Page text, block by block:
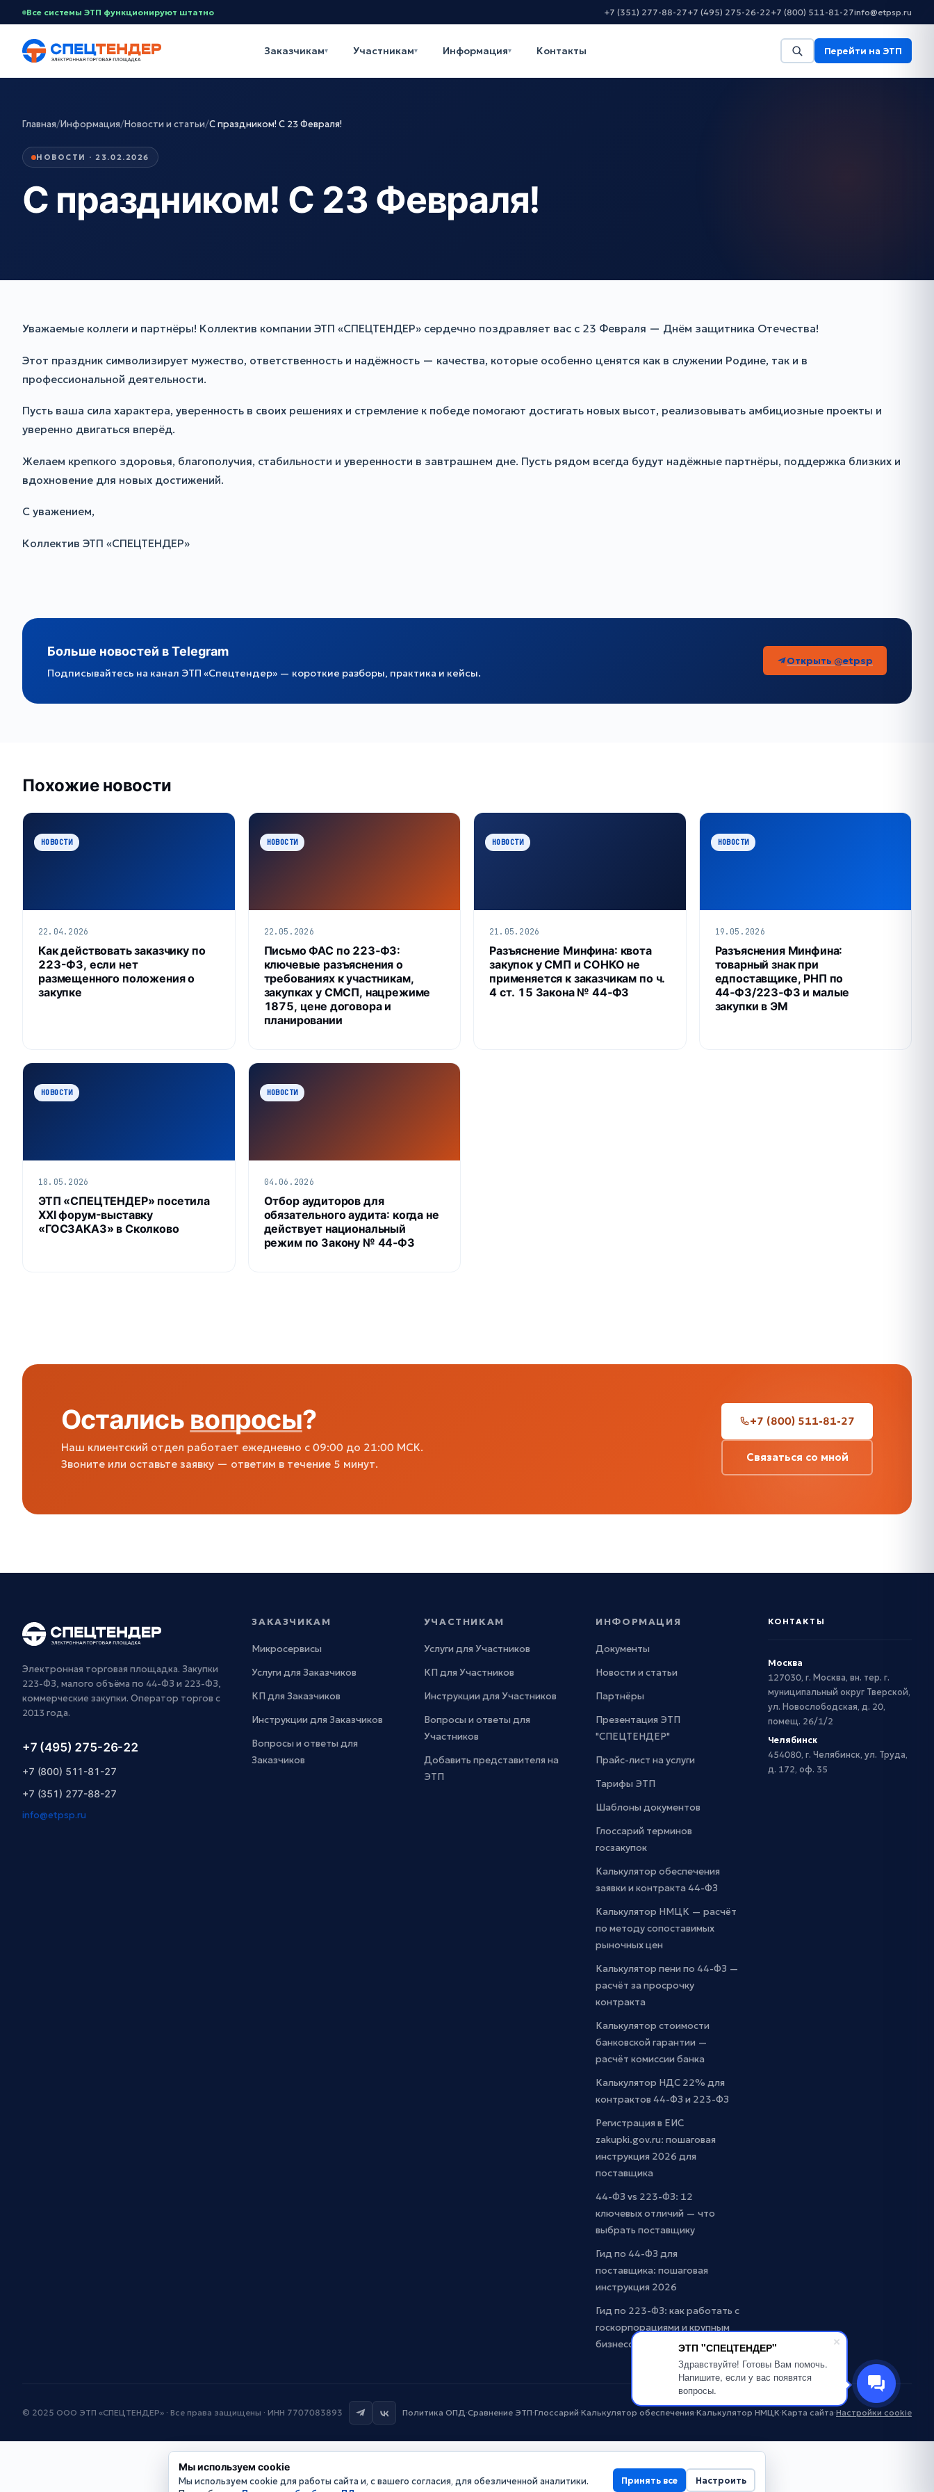
ЭТП "СПЕЦТЕНДЕР"
Здравствуйте! Готовы Вам помочь.
Напишите, если у вас появятся
вопросы.
Все системы ЭТП функционируют штатно +7 (351) 277-88-27+7 (495) 275-26-22+7 (800) 511-81-27info@etpsp.ru
Заказчикам▾ Участникам▾ Информация▾ Контакты Перейти на ЭТП
Главная/Информация/Новости и статьи/С праздником! С 23 Февраля!
НОВОСТИ · 23.02.2026
С праздником! С 23 Февраля!
Уважаемые коллеги и партнёры! Коллектив компании ЭТП «СПЕЦТЕНДЕР» сердечно поздравляет вас с 23 Февраля — Днём защитника Отечества!
Этот праздник символизирует мужество, ответственность и надёжность — качества, которые особенно ценятся как в служении Родине, так и в
профессиональной деятельности.
Пусть ваша сила характера, уверенность в своих решениях и стремление к победе помогают достигать новых высот, реализовывать амбициозные проекты и
уверенно двигаться вперёд.
Желаем крепкого здоровья, благополучия, стабильности и уверенности в завтрашнем дне. Пусть рядом всегда будут надёжные партнёры, поддержка близких и
вдохновение для новых достижений.
С уважением,
Коллектив ЭТП «СПЕЦТЕНДЕР»
Больше новостей в Telegram
Подписывайтесь на канал ЭТП «Спецтендер» — короткие разборы, практика и кейсы.
Открыть @etpsp
Похожие новости
НОВОСТИ
22.04.2026
Как действовать заказчику по
223-ФЗ, если нет
размещенного положения о
закупке
НОВОСТИ
22.05.2026
Письмо ФАС по 223‑ФЗ:
ключевые разъяснения о
требованиях к участникам,
закупках у СМСП, нацрежиме
1875, цене договора и
планировании
НОВОСТИ
21.05.2026
Разъяснение Минфина: квота
закупок у СМП и СОНКО не
применяется к заказчикам по ч.
4 ст. 15 Закона № 44‑ФЗ
НОВОСТИ
19.05.2026
Разъяснения Минфина:
товарный знак при
едпоставщике, РНП по
44‑ФЗ/223‑ФЗ и малые
закупки в ЭМ
НОВОСТИ
18.05.2026
ЭТП «СПЕЦТЕНДЕР» посетила
XXI форум-выставку
«ГОСЗАКАЗ» в Сколково
НОВОСТИ
04.06.2026
Отбор аудиторов для
обязательного аудита: когда не
действует национальный
режим по Закону № 44‑ФЗ
Остались вопросы?
Наш клиентский отдел работает ежедневно с 09:00 до 21:00 МСК.
Звоните или оставьте заявку — ответим в течение 5 минут.
+7 (800) 511-81-27
Связаться со мной
Электронная торговая площадка. Закупки
223-ФЗ, малого объёма по 44-ФЗ и 223-ФЗ,
коммерческие закупки. Оператор торгов с
2013 года.
+7 (495) 275-26-22
+7 (800) 511-81-27
+7 (351) 277-88-27
info@etpsp.ru
ЗАКАЗЧИКАМ
Микросервисы
Услуги для Заказчиков
КП для Заказчиков
Инструкции для Заказчиков
Вопросы и ответы для
Заказчиков
УЧАСТНИКАМ
Услуги для Участников
КП для Участников
Инструкции для Участников
Вопросы и ответы для
Участников
Добавить представителя на
ЭТП
ИНФОРМАЦИЯ
Документы
Новости и статьи
Партнёры
Презентация ЭТП
"СПЕЦТЕНДЕР"
Прайс-лист на услуги
Тарифы ЭТП
Шаблоны документов
Глоссарий терминов
госзакупок
Калькулятор обеспечения
заявки и контракта 44-ФЗ
Калькулятор НМЦК — расчёт
по методу сопоставимых
рыночных цен
Калькулятор пени по 44-ФЗ —
расчёт за просрочку
контракта
Калькулятор стоимости
банковской гарантии —
расчёт комиссии банка
Калькулятор НДС 22% для
контрактов 44-ФЗ и 223-ФЗ
Регистрация в ЕИС
zakupki.gov.ru: пошаговая
инструкция 2026 для
поставщика
44-ФЗ vs 223-ФЗ: 12
ключевых отличий — что
выбрать поставщику
Гид по 44-ФЗ для
поставщика: пошаговая
инструкция 2026
Гид по 223-ФЗ: как работать с
госкорпорациями и крупным
бизнесом
КОНТАКТЫ
Москва
127030, г. Москва, вн. тер. г.
муниципальный округ Тверской,
ул. Новослободская, д. 20,
помещ. 26/1/2
Челябинск
454080, г. Челябинск, ул. Труда,
д. 172, оф. 35
© 2025 ООО ЭТП «СПЕЦТЕНДЕР» · Все права защищены · ИНН 7707083893 Политика ОПД·Сравнение ЭТП·Глоссарий·Калькулятор обеспечения·Калькулятор НМЦК·Карта сайта·Настройки cookie
Мы используем cookie
Мы используем cookie для работы сайта и, с вашего согласия, для обезличенной аналитики.
Принять все Настроить